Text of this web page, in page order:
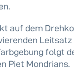
auf dem
folgt
Piet Mondrians.